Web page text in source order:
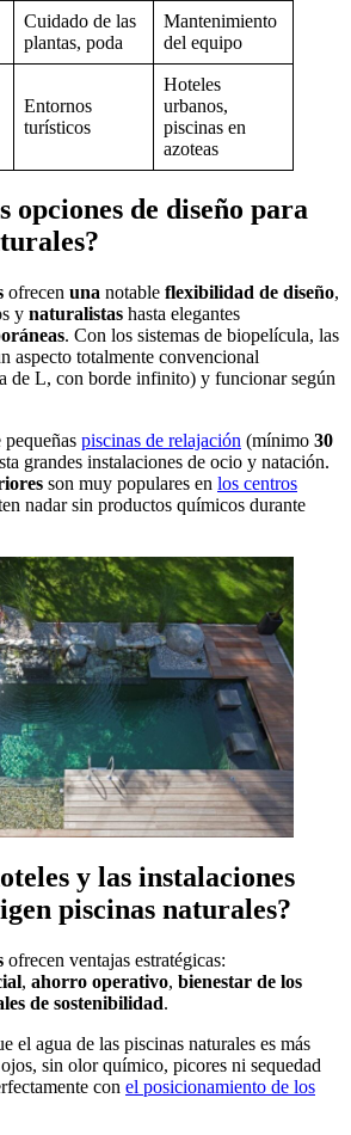
Cuidado de las
plantas, poda
Mantenimiento
del equipo
Entornos
turísticos
Hoteles
urbanos,
piscinas en
azoteas
opciones de diseño para
ofrecen una notable flexibilidad de diseño,
y naturalistas hasta elegantes
. Con los sistemas de biopelícula, las
aspecto totalmente convencional
de L, con borde infinito) y funcionar según
piscinas de relajación (mínimo 30
grandes instalaciones de ocio y natación.
son muy populares en los centros
nadar sin productos químicos durante
y las instalaciones
piscinas naturales?
ofrecen ventajas estratégicas:
, ahorro operativo, bienestar de los
de sostenibilidad.
el agua de las piscinas naturales es más
sin olor químico, picores ni sequedad
con el posicionamiento de los